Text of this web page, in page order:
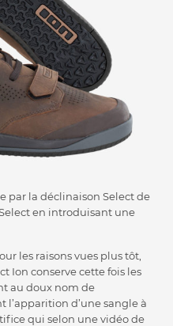
par la déclinaison Select de
en introduisant une
les raisons vues plus tôt,
Ion conserve cette fois les
au doux nom de
l’apparition d’une sangle à
qui selon une vidéo de